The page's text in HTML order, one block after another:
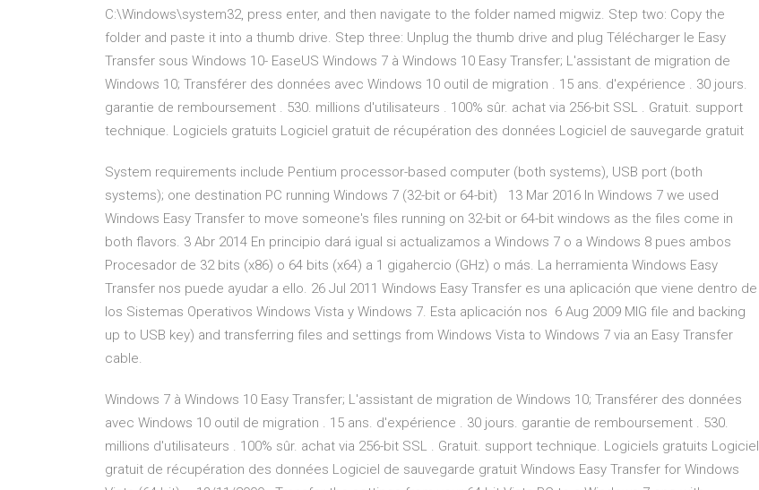
C:\Windows\system32, press enter, and then navigate to the folder named migwiz. Step two: Copy the
folder and paste it into a thumb drive. Step three: Unplug the thumb drive and plug Télécharger le Easy
Transfer sous Windows 10- EaseUS Windows 7 à Windows 10 Easy Transfer; L'assistant de migration de
Windows 10; Transférer des données avec Windows 10 outil de migration . 15 ans. d'expérience . 30 jours.
garantie de remboursement . 530. millions d'utilisateurs . 100% sûr. achat via 256-bit SSL . Gratuit. support
technique. Logiciels gratuits Logiciel gratuit de récupération des données Logiciel de sauvegarde gratuit
System requirements include Pentium processor-based computer (both systems), USB port (both
systems); one destination PC running Windows 7 (32-bit or 64-bit) 13 Mar 2016 In Windows 7 we used
Windows Easy Transfer to move someone's files running on 32-bit or 64-bit windows as the files come in
both flavors. 3 Abr 2014 En principio dará igual si actualizamos a Windows 7 o a Windows 8 pues ambos
Procesador de 32 bits (x86) o 64 bits (x64) a 1 gigahercio (GHz) o más. La herramienta Windows Easy
Transfer nos puede ayudar a ello. 26 Jul 2011 Windows Easy Transfer es una aplicación que viene dentro de
los Sistemas Operativos Windows Vista y Windows 7. Esta aplicación nos 6 Aug 2009 MIG file and backing
up to USB key) and transferring files and settings from Windows Vista to Windows 7 via an Easy Transfer
cable.
Windows 7 à Windows 10 Easy Transfer; L'assistant de migration de Windows 10; Transférer des données
avec Windows 10 outil de migration . 15 ans. d'expérience . 30 jours. garantie de remboursement . 530.
millions d'utilisateurs . 100% sûr. achat via 256-bit SSL . Gratuit. support technique. Logiciels gratuits Logiciel
gratuit de récupération des données Logiciel de sauvegarde gratuit Windows Easy Transfer for Windows